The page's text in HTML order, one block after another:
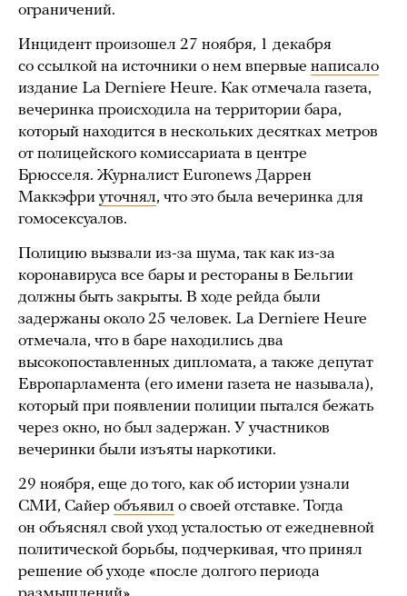
ограничений.
Инцидент произошел 27 ноября, 1 декабря
со ссылкой на источники о нем впервые написало
издание La Derniere Heure. Как отмечала газета,
вечеринка происходила на территории бара,
который находится в нескольких десятках метров
от полицейского комиссариата в центре
Брюсселя. Журналист Euronews Даррен
Маккэфри уточнял, что это была вечеринка для
гомосексуалов.
Полицию вызвали из-за шума, так как из-за
коронавируса все бары и рестораны в Бельгии
должны быть закрыты. В ходе рейда были
задержаны около 25 человек. La Derniere Heure
отмечала, что в баре находились два
высокопоставленных дипломата, а также депутат
Европарламента (его имени газета не называла),
который при появлении полиции пытался бежать
через окно, но был задержан. У участников
вечеринки были изъяты наркотики.
29 ноября, еще до того, как об истории узнали
СМИ, Сайер объявил о своей отставке. Тогда
он объяснял свой уход усталостью от ежедневной
политической борьбы, подчеркивая, что принял
решение об уходе «после долгого периода